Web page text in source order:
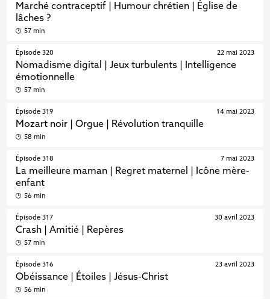
Marché contraceptif | Humour chrétien | Église de
lâches ?
57 min
Épisode 320
Nomadisme digital | Jeux turbulents | Intelligence
émotionnelle
22 mai 2023
57 min
Épisode 319
Mozart noir | Orgue | Révolution tranquille
14 mai 2023
58 min
Épisode 318
La meilleure maman | Regret maternel | Icône mère-
enfant
7 mai 2023
56 min
Épisode 317
Crash | Amitié | Repères
30 avril 2023
57 min
Épisode 316
Obéissance | Étoiles | Jésus-Christ
23 avril 2023
56 min